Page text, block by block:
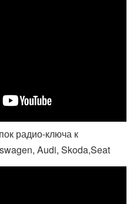
радио-ключа к
Audi, Skoda,Seat